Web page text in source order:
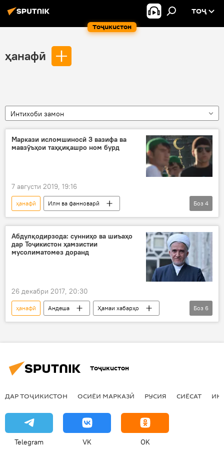
Тоҷикистон
ТОҶ
ҳанафӣ
Интихоби замон
Маркази исломшиносӣ 3 вазифа ва
мавзӯъҳои таҳқиқашро ном бурд
7 августи 2019, 19:16
ҳанафӣ
Илм ва фанноварӣ
Маркази исломшиносии назди президенти Тоҷикистон
таҳқиқ
Дар Тоҷикистон
Боз 4
Абдулқодирзода: сунниҳо ва шиъаҳо
дар Тоҷикистон ҳамзистии
мусолиматомез доранд
26 декабри 2017, 20:30
ҳанафӣ Андеша
Ҳамаи хабарҳо
Саидмукаррам Абдулқодирзода
шиъа
Боз 6
Тоҷикистон
ДАР ТОҶИКИСТОН ОСИЁИ МАРКАЗӢ РУСИЯ СИЁСАТ
Telegram VK OK